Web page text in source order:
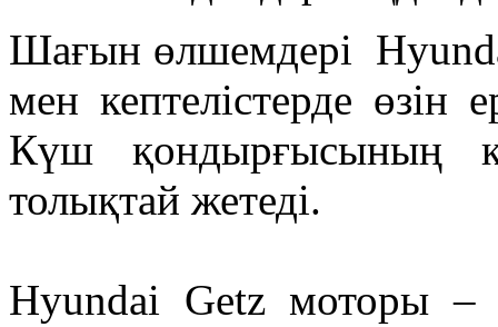
Шағын өлшемдері
мен кептелістерде өзін
Күш қондырғысының
толықтай жетеді.
Hyundai Getz моторы –